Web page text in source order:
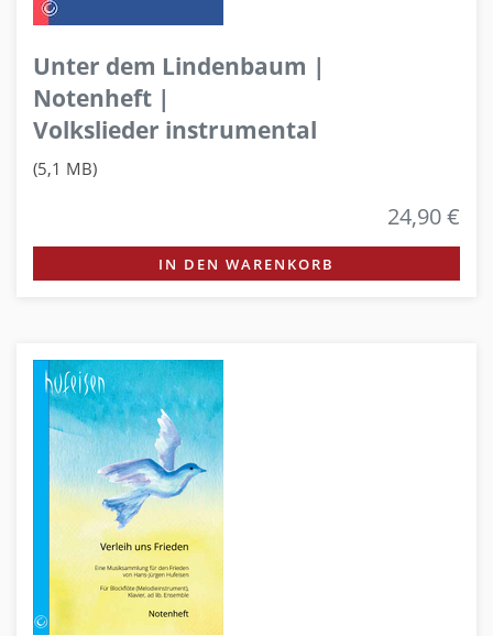
Unter dem Lindenbaum |
Notenheft |
Volkslieder instrumental
(5,1 MB)
24,90 €
IN DEN WARENKORB